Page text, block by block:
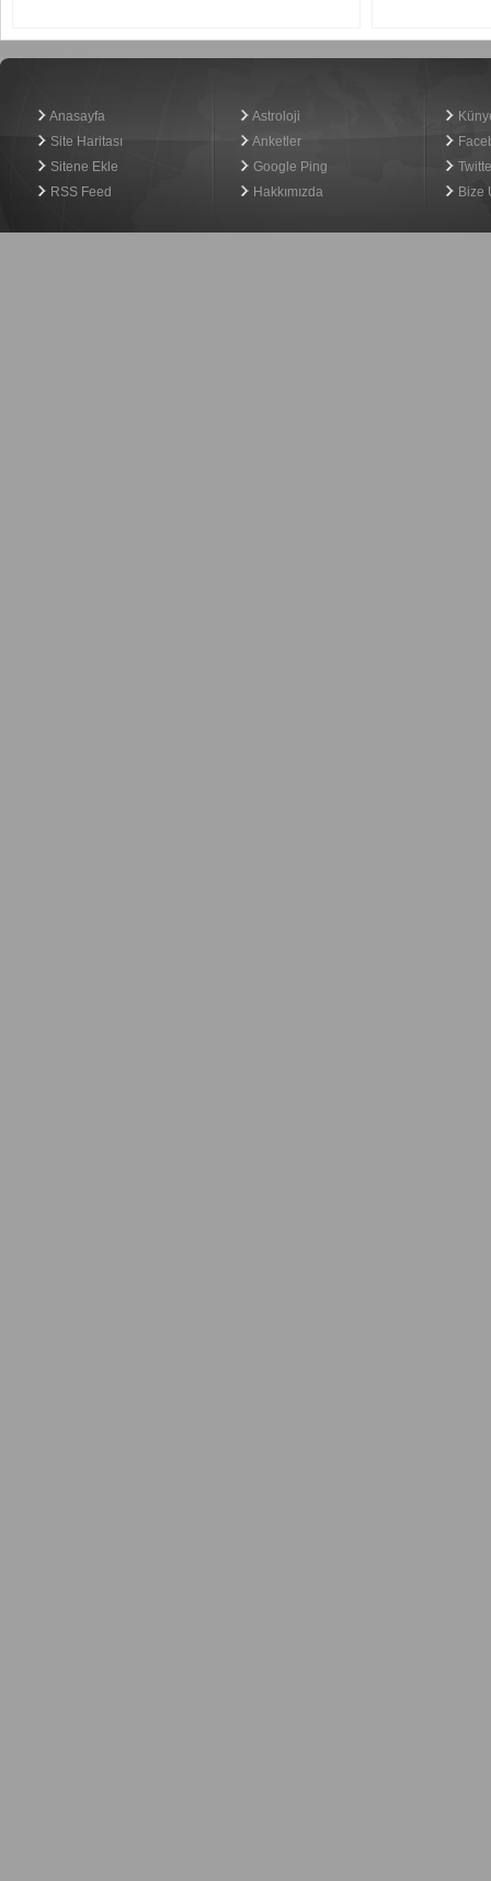
Anasayfa
Site Haritası
Sitene Ekle
RSS Feed
Astroloji
Anketler
Google Ping
Hakkımızda
Bize